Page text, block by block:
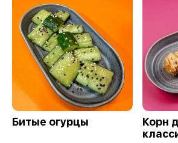
Битые огурцы
Корн